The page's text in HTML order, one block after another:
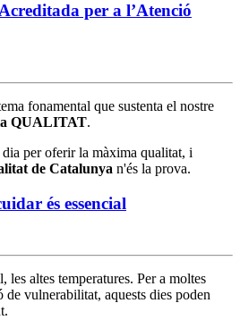
per a l’Atenció
fonamental que sustenta el nostre
QUALITAT.
per oferir la màxima qualitat, i
de Catalunya n'és la prova.
és essencial
les altes temperatures. Per a moltes
de vulnerabilitat, aquests dies poden